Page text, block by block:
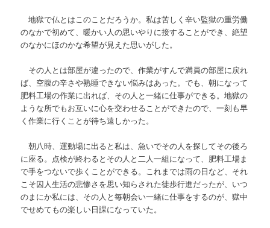
地獄で仏とはこのことだろうか。私は苦しく辛い監獄の重労働
のなかで初めて、暖かい人の思いやりに接することができ、絶望
のなかにほのかな希望が見えた思いがした。
その人とは部屋が違ったので、作業がすんで満員の部屋に戻れ
ば、空腹の辛さや熟睡できない悩みはあった。でも、朝になって
肥料工場の作業に出れば、その人と一緒に仕事ができる。地獄の
ような所でもお互いに心を交わせることができたので、一刻も早
く作業に行くことが待ち遠しかった。
朝八時、運動場に出ると私は、急いでその人を探してその後ろ
に座る。点検が終わるとその人と二人一組になって、肥料工場ま
で手をつないで歩くことができる。これまでは雨の日など、それ
こそ囚人生活の悲惨さを思い知らされた徒歩行進だったが、いつ
のまにか私には、その人と毎朝会い一緒に仕事をするのが、獄中
でせめてもの楽しい日課になっていた。